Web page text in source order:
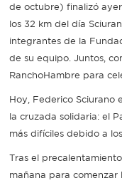
colectivos
Recarga
de octubre) finalizó
los 32 km del día
integrantes de la
de su equipo. Juntos,
RanchoHambre para
Hoy, Federico Sciurano
la cruzada solidaria: el
más difíciles debido a
Tras el
mañana para